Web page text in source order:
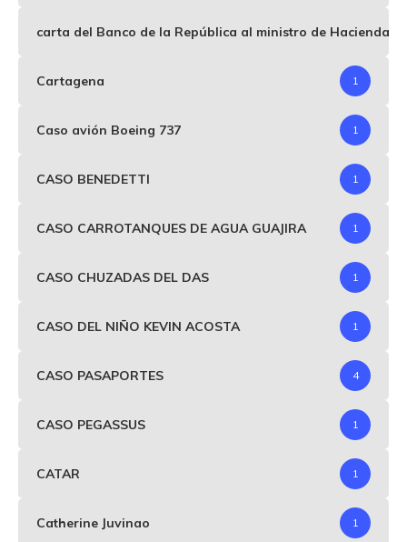
carta del Banco de la República al ministro de Hacienda
Cartagena 1
Caso avión Boeing 737 1
CASO BENEDETTI 1
CASO CARROTANQUES DE AGUA GUAJIRA 1
CASO CHUZADAS DEL DAS 1
CASO DEL NIÑO KEVIN ACOSTA 1
CASO PASAPORTES 4
CASO PEGASSUS 1
CATAR 1
Catherine Juvinao 1